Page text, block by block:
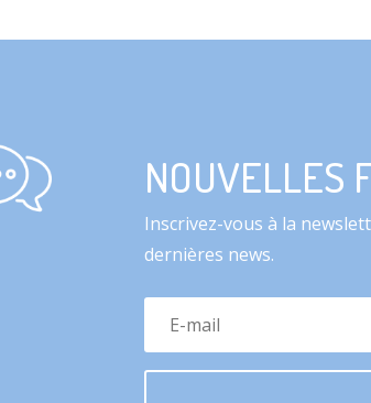
NOUVELLES
Inscrivez-vous à la
dernières news.